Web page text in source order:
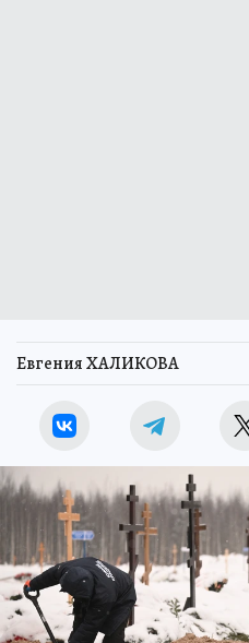
Евгения ХАЛИКОВА